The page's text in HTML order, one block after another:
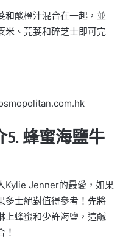
和酸橙汁混合在一起，並
米、芫荽和碎芝士即可完
蜂蜜海鹽牛
Kylie Jenner的最愛，如果
多士絕對值得參考！先將
上蜂蜜和少許海鹽，這鹹
！